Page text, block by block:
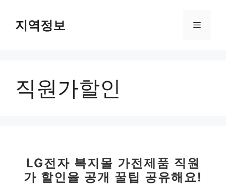
지역정보 메
직원가할인
LG전자 복지몰 가전제품 직원
가 할인율 공개 꿀팁 공유해요!